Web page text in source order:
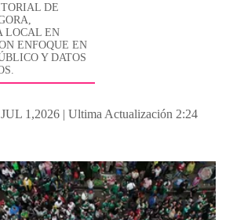
DE
LOCAL EN
ENFOQUE EN
Y DATOS
1,2026 | Ultima Actualización 2:24